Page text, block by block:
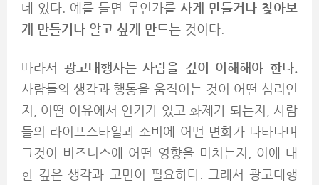
데 있다. 예를 들면 무언가를 사게 만들거나 찾아보
게 만들거나 알고 싶게 만드는 것이다.
따라서 광고대행사는 사람을 깊이 이해해야 한다.
사람들의 생각과 행동을 움직이는 것이 어떤 심리인
지, 어떤 이유에서 인기가 있고 화제가 되는지, 사람
들의 라이프스타일과 소비에 어떤 변화가 나타나며
그것이 비즈니스에 어떤 영향을 미치는지, 이에 대
한 깊은 생각과 고민이 필요하다. 그래서 광고대행